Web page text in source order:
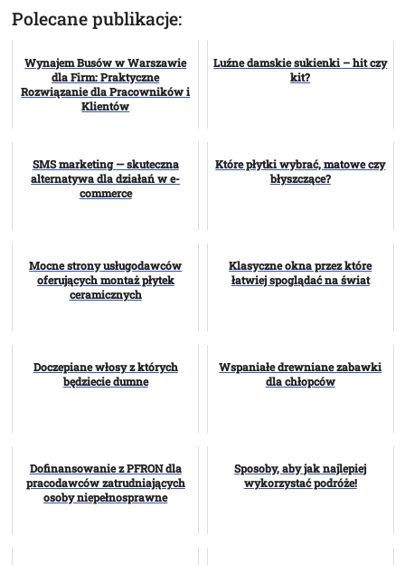
Polecane publikacje:
Wynajem Busów w Warszawie
dla Firm: Praktyczne
Rozwiązanie dla Pracowników i
Klientów
Luźne damskie sukienki – hit czy
kit?
SMS marketing — skuteczna
alternatywa dla działań w e-
commerce
Które płytki wybrać, matowe czy
błyszczące?
Mocne strony usługodawców
oferujących montaż płytek
ceramicznych
Klasyczne okna przez które
łatwiej spoglądać na świat
Doczepiane włosy z których
będziecie dumne
Wspaniałe drewniane zabawki
dla chłopców
Dofinansowanie z PFRON dla
pracodawców zatrudniających
osoby niepełnosprawne
Sposoby, aby jak najlepiej
wykorzystać podróże!